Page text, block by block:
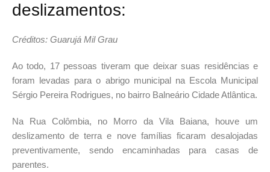
deslizamentos:
Créditos: Guarujá Mil Grau
Ao todo, 17 pessoas tiveram que deixar suas residências e
foram levadas para o abrigo municipal na Escola Municipal
Sérgio Pereira Rodrigues, no bairro Balneário Cidade Atlântica.
Na Rua Colômbia, no Morro da Vila Baiana, houve um
deslizamento de terra e nove famílias ficaram desalojadas
preventivamente, sendo encaminhadas para casas de
parentes.